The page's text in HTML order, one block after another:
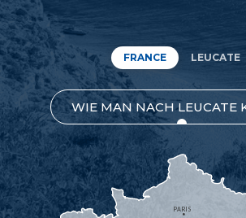
FRANCE LEUCATE
WIE MAN NACH LEUCATE
PARIS